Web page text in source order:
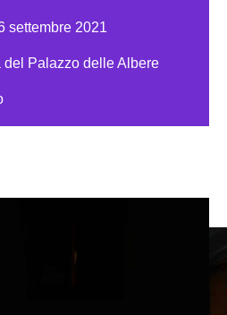
settembre 2021
del Palazzo delle Albere